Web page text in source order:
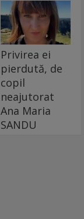
Privirea ei
pierdută, de
copil
neajutorat
Ana Maria
SANDU